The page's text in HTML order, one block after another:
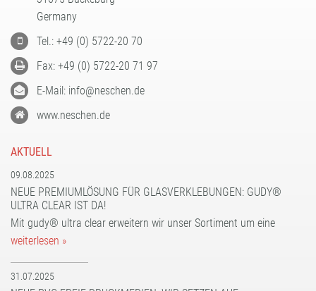
FORMATBESCHICHTUNGEN
KOMPETENZ UND QUALITÄT
Germany
Tel.: +49 (0) 5722-20 70
Fax: +49 (0) 5722-20 71 97
E-Mail: info@neschen.de
www.neschen.de
AKTUELL
09.08.2025
NEUE PREMIUMLÖSUNG FÜR GLASVERKLEBUNGEN: GUDY®
ULTRA CLEAR IST DA!
Mit gudy® ultra clear erweitern wir unser Sortiment um eine
weiterlesen »
31.07.2025